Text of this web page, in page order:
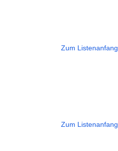
Zum Listenanfang
Zum Listenanfang